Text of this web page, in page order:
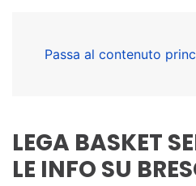
Passa al contenuto
LEGA BASKET
LE INFO SU